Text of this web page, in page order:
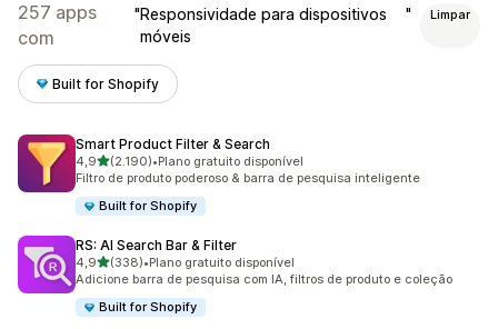
257 apps
com
Responsividade para dispositivos
móveis
Limpar
Built for Shopify
Smart Product Filter & Search
4,9de 5 estrelas
(2.190)
2190 avaliações ao todo
•Plano gratuito disponível
Filtro de produto poderoso & barra de pesquisa inteligente
Built for Shopify
RS: AI Search Bar & Filter
4,9de 5 estrelas
(338)
338 avaliações ao todo
•Plano gratuito disponível
Adicione barra de pesquisa com IA, filtros de produto e coleção
Built for Shopify